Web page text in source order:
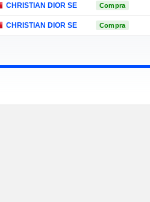
CHRISTIAN DIOR SE Compra
CHRISTIAN DIOR SE Compra